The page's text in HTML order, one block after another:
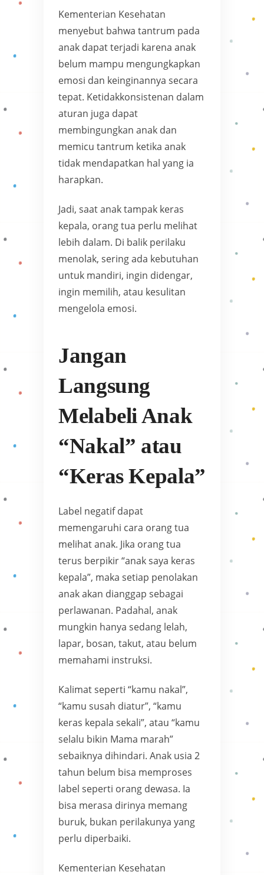
Kementerian Kesehatan
menyebut bahwa tantrum pada
anak dapat terjadi karena anak
belum mampu mengungkapkan
emosi dan keinginannya secara
tepat. Ketidakkonsistenan dalam
aturan juga dapat
membingungkan anak dan
memicu tantrum ketika anak
tidak mendapatkan hal yang ia
harapkan.
Jadi, saat anak tampak keras
kepala, orang tua perlu melihat
lebih dalam. Di balik perilaku
menolak, sering ada kebutuhan
untuk mandiri, ingin didengar,
ingin memilih, atau kesulitan
mengelola emosi.
Jangan
Langsung
Melabeli Anak
“Nakal” atau
“Keras Kepala”
Label negatif dapat
memengaruhi cara orang tua
melihat anak. Jika orang tua
terus berpikir “anak saya keras
kepala”, maka setiap penolakan
anak akan dianggap sebagai
perlawanan. Padahal, anak
mungkin hanya sedang lelah,
lapar, bosan, takut, atau belum
memahami instruksi.
Kalimat seperti “kamu nakal”,
“kamu susah diatur”, “kamu
keras kepala sekali”, atau “kamu
selalu bikin Mama marah”
sebaiknya dihindari. Anak usia 2
tahun belum bisa memproses
label seperti orang dewasa. Ia
bisa merasa dirinya memang
buruk, bukan perilakunya yang
perlu diperbaiki.
Kementerian Kesehatan